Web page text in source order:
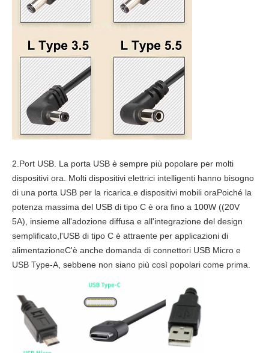
2.Port USB. La porta USB è sempre più popolare per molti
dispositivi ora. Molti dispositivi elettrici intelligenti hanno bisogno
di una porta USB per la ricarica.e dispositivi mobili oraPoiché la
potenza massima del USB di tipo C è ora fino a 100W ((20V
5A), insieme all'adozione diffusa e all'integrazione del design
semplificato,l'USB di tipo C è attraente per applicazioni di
alimentazioneC'è anche domanda di connettori USB Micro e
USB Type-A, sebbene non siano più così popolari come prima.